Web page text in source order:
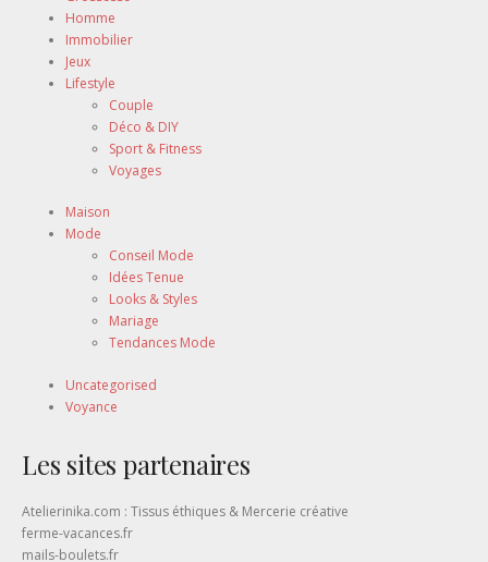
Homme
Immobilier
Jeux
Lifestyle
Couple
Déco & DIY
Sport & Fitness
Voyages
Maison
Mode
Conseil Mode
Idées Tenue
Looks & Styles
Mariage
Tendances Mode
Uncategorised
Voyance
Les sites partenaires
Atelierinika.com : Tissus éthiques & Mercerie créative
ferme-vacances.fr
mails-boulets.fr